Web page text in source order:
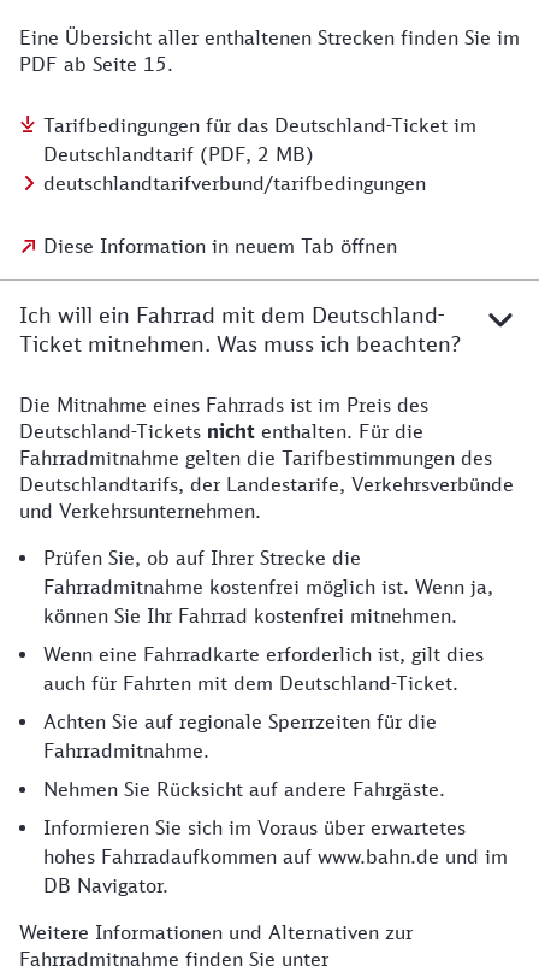
Eine Übersicht aller enthaltenen Strecken finden Sie im
PDF ab Seite 15.
Tarifbedingungen für das Deutschland-Ticket im
Deutschlandtarif (PDF, 2 MB)
deutschlandtarifverbund/tarifbedingungen
Diese Information in neuem Tab öffnen
Ich will ein Fahrrad mit dem Deutschland-
Ticket mitnehmen. Was muss ich beachten?
Die Mitnahme eines Fahrrads ist im Preis des
Deutschland-Tickets nicht enthalten. Für die
Fahrradmitnahme gelten die Tarifbestimmungen des
Deutschlandtarifs, der Landestarife, Verkehrsverbünde
und Verkehrsunternehmen.
Prüfen Sie, ob auf Ihrer Strecke die
Fahrradmitnahme kostenfrei möglich ist. Wenn ja,
können Sie Ihr Fahrrad kostenfrei mitnehmen.
Wenn eine Fahrradkarte erforderlich ist, gilt dies
auch für Fahrten mit dem Deutschland-Ticket.
Achten Sie auf regionale Sperrzeiten für die
Fahrradmitnahme.
Nehmen Sie Rücksicht auf andere Fahrgäste.
Informieren Sie sich im Voraus über erwartetes
hohes Fahrradaufkommen auf www.bahn.de und im
DB Navigator.
Weitere Informationen und Alternativen zur
Fahrradmitnahme finden Sie unter